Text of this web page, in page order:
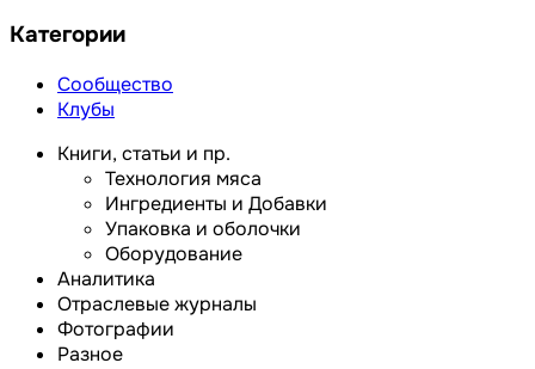
Категории
Сообщество
Клубы
Книги, статьи и пр.
Технология мяса
Ингредиенты и Добавки
Упаковка и оболочки
Оборудование
Аналитика
Отраслевые журналы
Фотографии
Разное